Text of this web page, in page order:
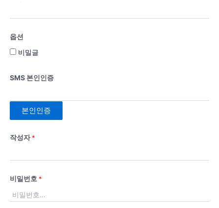
옵션
비밀글
SMS 본인인증
본인인증
작성자 *
비밀번호 *